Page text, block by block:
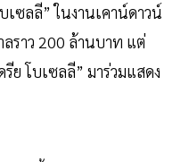
เซลลี” ในงานเคาน์ดาวน์
ราว 200 ล้านบาท แต่
โบเซลลี” มาร่วมแสดง